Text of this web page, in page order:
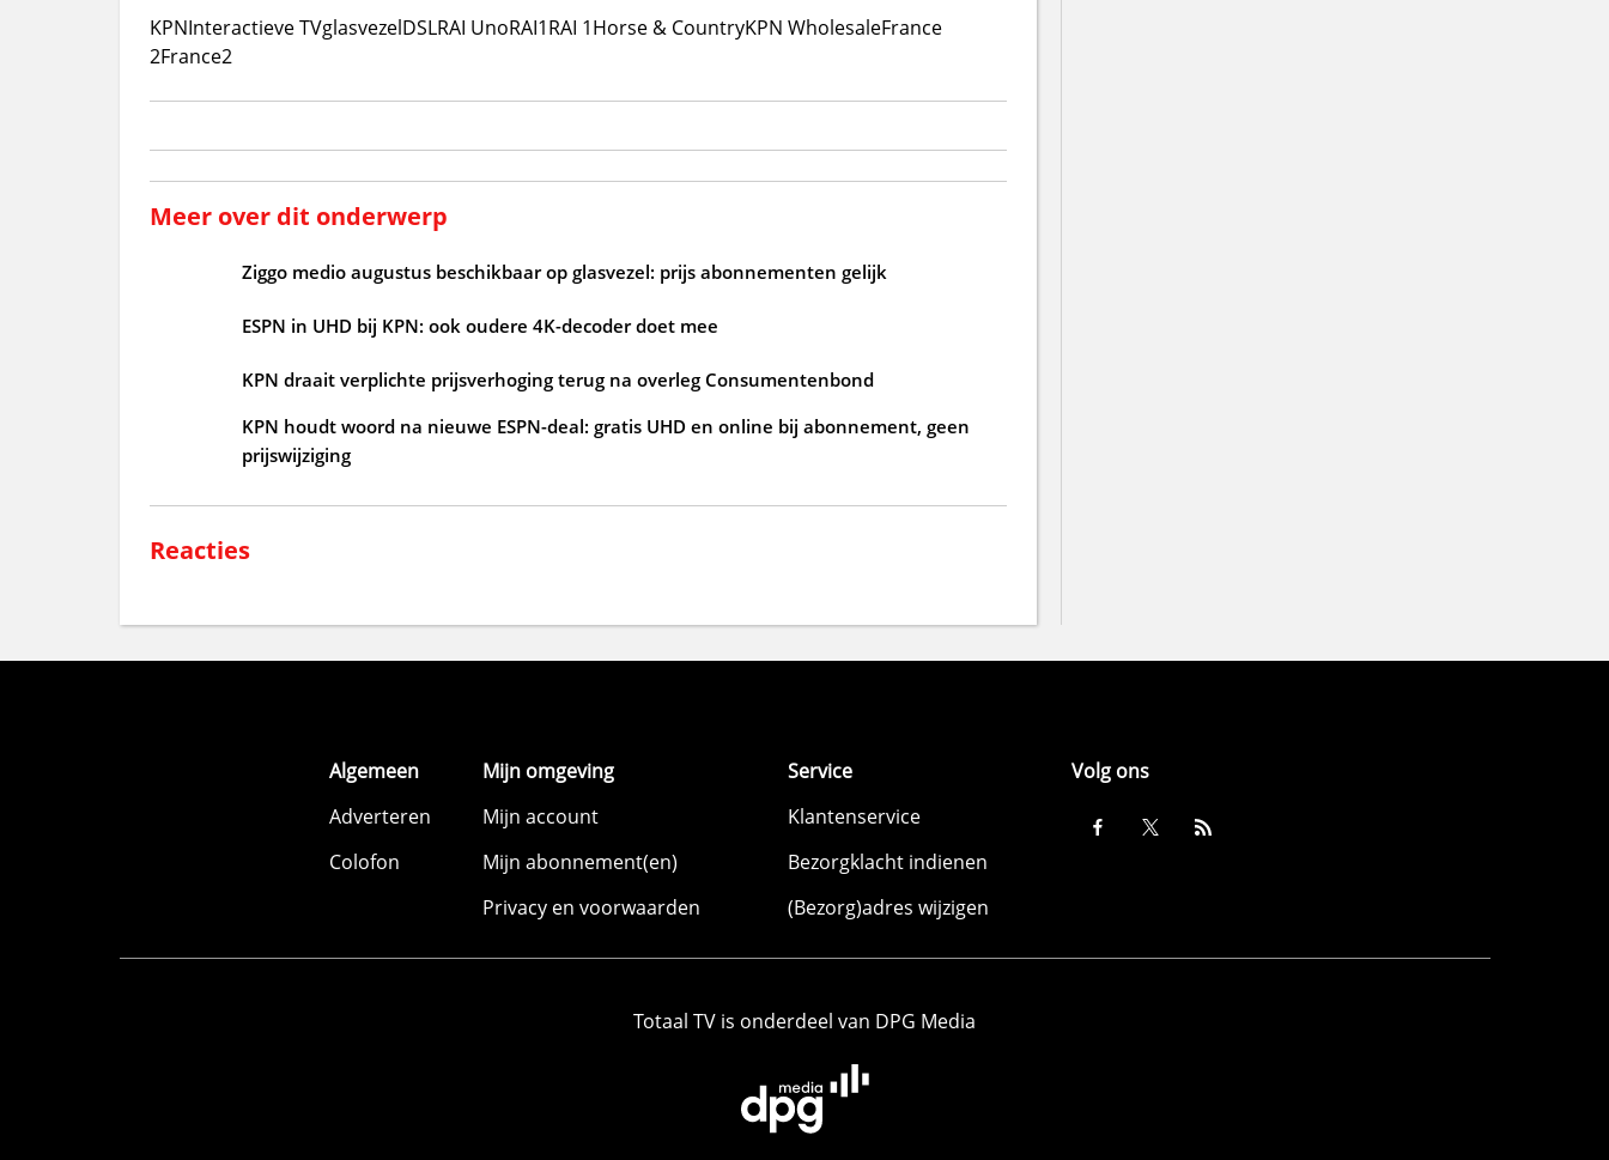
KPNInteractieve TVglasvezelDSLRAI UnoRAI1RAI 1Horse & CountryKPN WholesaleFrance
2France2
Meer over dit onderwerp
Ziggo medio augustus beschikbaar op glasvezel: prijs abonnementen gelijk
ESPN in UHD bij KPN: ook oudere 4K-decoder doet mee
KPN draait verplichte prijsverhoging terug na overleg Consumentenbond
KPN houdt woord na nieuwe ESPN-deal: gratis UHD en online bij abonnement, geen
prijswijziging
Reacties
Algemeen
Adverteren
Colofon
Mijn omgeving
Mijn account
Mijn abonnement(en)
Privacy en voorwaarden
Service
Klantenservice
Bezorgklacht indienen
(Bezorg)adres wijzigen
Volg ons
Totaal TV is onderdeel van DPG Media